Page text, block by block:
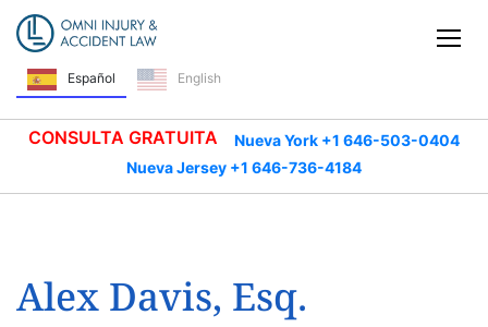
Saltar navegación
Español English
CONSULTA GRATUITA
Nueva York +1 646-503-0404
Nueva Jersey +1 646-736-4184
Alex Davis, Esq.